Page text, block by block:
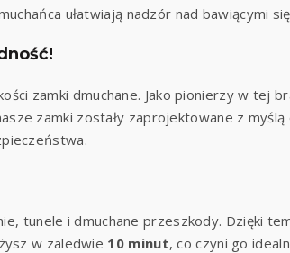
ułatwiają nadzór nad bawiącymi
zamki dmuchane. Jako pionierzy w tej
zamki zostały zaprojektowane z
tunele i dmuchane przeszkody. Dzięki
w zaledwie 10 minut, co czyni go